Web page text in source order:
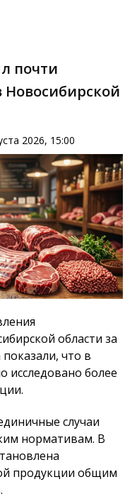
почти
2026, 15:00
области за
что в
исследовано более
случаи
нормативам. В
продукции общим